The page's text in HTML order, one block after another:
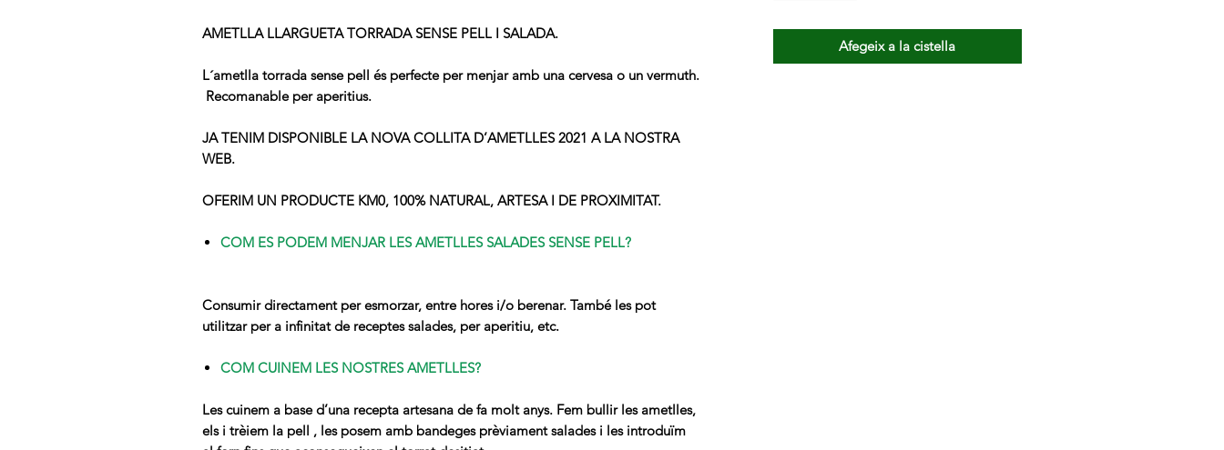
AMETLLA LLARGUETA TORRADA SENSE PELL I SALADA.
L´ametlla torrada sense pell és perfecte per menjar amb una cervesa o un vermuth.
Recomanable per aperitius.
JA TENIM DISPONIBLE LA NOVA COLLITA D’AMETLLES 2021 A LA NOSTRA
WEB.
OFERIM UN PRODUCTE KM0, 100% NATURAL, ARTESA I DE PROXIMITAT.
COM ES PODEM MENJAR LES AMETLLES SALADES SENSE PELL?
Consumir directament per esmorzar, entre hores i/o berenar. També les pot
utilitzar per a infinitat de receptes salades, per aperitiu, etc.
COM CUINEM LES NOSTRES AMETLLES?
Les cuinem a base d’una recepta artesana de fa molt anys. Fem bullir les ametlles,
els i trèiem la pell , les posem amb bandeges prèviament salades i les introduïm
Afegeix a la cistella